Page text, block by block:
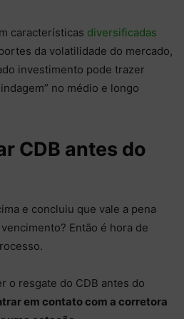
características diversificadas
da volatilidade do mercado,
investimento pode trazer
no médio e longo
CDB antes do
e concluiu que vale a pena
Então é hora de
o resgate do CDB antes do
em contato com a corretora